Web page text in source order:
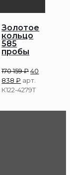
Золотое
кольцо
585
пробы
170 159₽40
838₽ арт.
К122-4279Т